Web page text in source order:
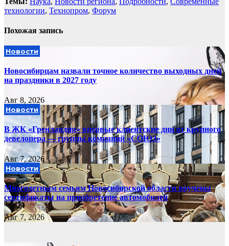
технологии, Технопром, Форум
Похожая запись
Новости
Новосибирцам назвали точное количество выходных дней
на праздники в 2027 году
Авг 8, 2026
Новости
В ЖК «Гренландия» впервые клиентские дни от крупного
девелопера — группы компаний «СОЮЗ»
Авг 7, 2026
Новости
Многодетным семьям Новосибирской области вручены
сертификаты на приобретение автомобилей
Авг 7, 2026